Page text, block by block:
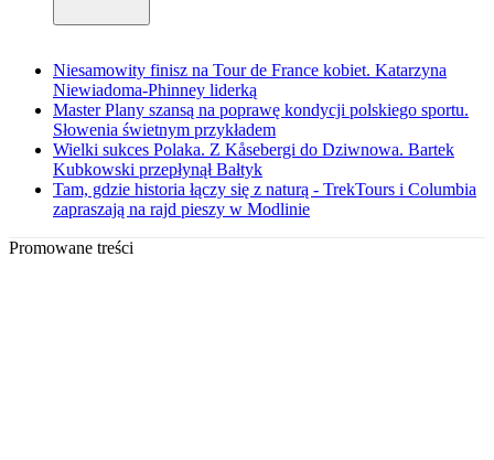
Niesamowity finisz na Tour de France kobiet. Katarzyna
Niewiadoma-Phinney liderką
Master Plany szansą na poprawę kondycji polskiego sportu.
Słowenia świetnym przykładem
Wielki sukces Polaka. Z Kåsebergi do Dziwnowa. Bartek
Kubkowski przepłynął Bałtyk
Tam, gdzie historia łączy się z naturą - TrekTours i Columbia
zapraszają na rajd pieszy w Modlinie
Promowane treści